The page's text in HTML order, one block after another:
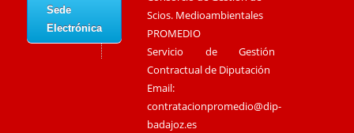
Sede
Electrónica
Scios. Medioambientales
PROMEDIO
Servicio de Gestión
Contractual de Diputación
Email:
contratacionpromedio@dip-
badajoz.es